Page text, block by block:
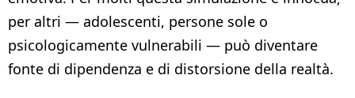
per altri — adolescenti, persone sole o
psicologicamente vulnerabili — può diventare
fonte di dipendenza e di distorsione della realtà.